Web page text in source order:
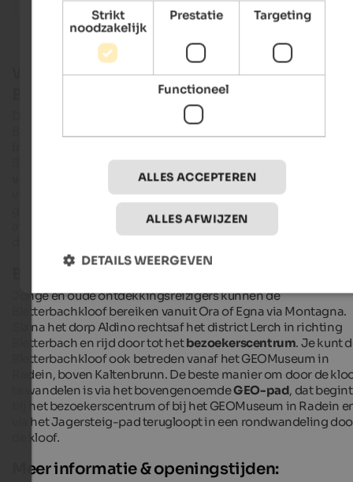
Wandeling door het werelderfgoed
De kloof zelf is ongeveer 400 meter dieper en 8 km lang.
Schwarzhorn vormt het eenwandelparadijs met het
van een ontdekkingsreiziger. Wandelaars op het GEO-pad
vinden stenen van wel 250 miljoen jaar oud,
goed bewaarde afdrukken van plantendelen en mariene
afzettingen in de vorm van schelpen, slakken en koppotigen
Jonge en oude ontdekkingsreizigers kunnen de
Bletterbachkloof bereiken vanuit Ora of Egna via Montagna.
Sla na het dorp Aldino rechtsaf het district Lerch in richting
Bletterbach en rijd door tot hetbezoekerscentrum. Je kunt
Bletterbachkloof ook betreden vanaf het GEOMuseum in
Radein, boven Kaltenbrunn. De beste manier om door de
te wandelen is via het bovengenoemdeGEO-pad, dat begint
bij het bezoekerscentrum of bij het GEOMuseum in Radein
via het Jagersteig-pad terugloopt in een rondwandeling
de kloof.
Meer informatie & openingstijden:
Strikt
noodzakelijk
Prestatie Targeting
Functioneel
ALLES ACCEPTEREN
ALLES AFWIJZEN
DETAILS WEERGEVEN